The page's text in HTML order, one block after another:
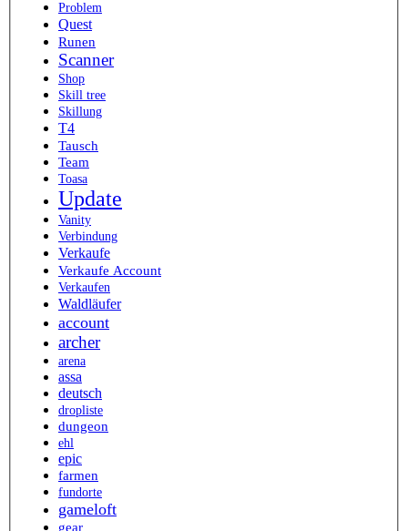
Problem
Quest
Runen
Scanner
Shop
Skill tree
Skillung
T4
Tausch
Team
Toasa
Update
Vanity
Verbindung
Verkaufe
Verkaufe Account
Verkaufen
Waldläufer
account
archer
arena
assa
deutsch
dropliste
dungeon
ehl
epic
farmen
fundorte
gameloft
gear